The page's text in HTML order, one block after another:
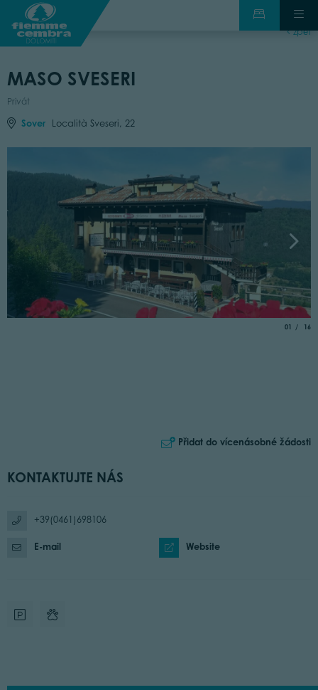
zpět
MASO SVESERI
Privát
Sover Località Sveseri, 22
01 of
16
Přidat do vícenásobné žádosti
KONTAKTUJTE NÁS
+39(0461)698106
E-mail Website